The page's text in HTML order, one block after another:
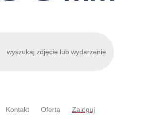
Kontakt Oferta Zaloguj